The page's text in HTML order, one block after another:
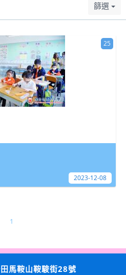
篩選
25
2023-12-08
1
馬鞍山鞍駿街28號